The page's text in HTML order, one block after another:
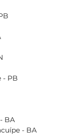
- PB
BA
- BA